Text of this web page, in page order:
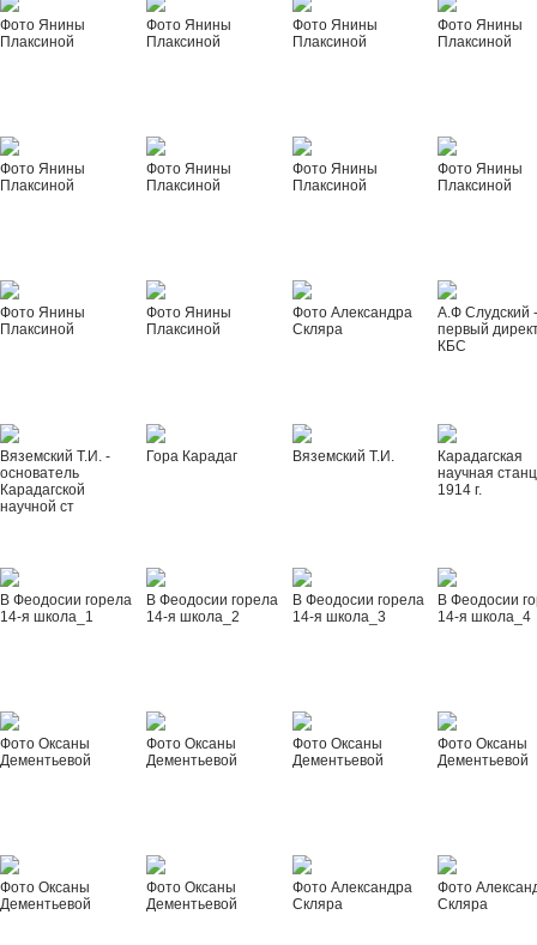
Фото Янины
Плаксиной
Фото Янины
Плаксиной
Фото Янины
Плаксиной
Фото Янины
Плаксиной
Фото Янины
Плаксиной
Фото Янины
Плаксиной
Фото Янины
Плаксиной
Фото Янины
Плаксиной
Фото Янины
Плаксиной
Фото Янины
Плаксиной
Фото Александра
Скляра
А.Ф Слудский
первый
КБС
Вяземский Т.И. -
основатель
Карадагской
научной ст
Гора Карадаг Вяземский Т.И.
Карадагская
научная
1914 г.
В Феодосии горела
14-я школа_1
В Феодосии горела
14-я школа_2
В Феодосии горела
14-я школа_3
В Феодосии
14-я школа_4
Фото Оксаны
Дементьевой
Фото Оксаны
Дементьевой
Фото Оксаны
Дементьевой
Фото Оксаны
Дементьевой
Фото Оксаны
Дементьевой
Фото Оксаны
Дементьевой
Фото Александра
Скляра
Фото
Скляра